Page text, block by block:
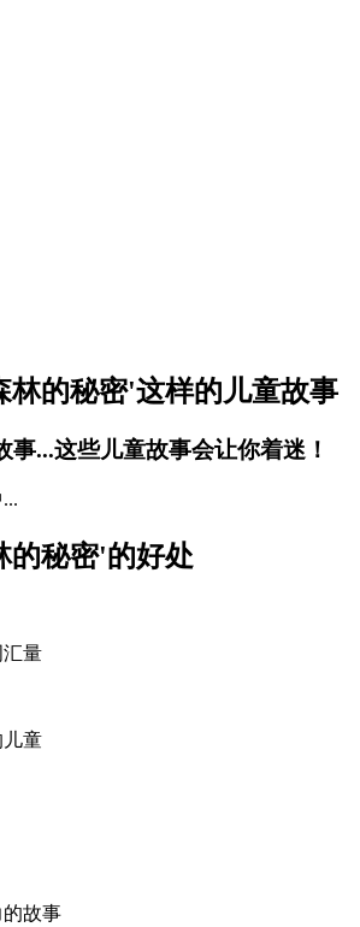
林的秘密'这样的儿童故事
事...这些儿童故事会让你着迷！
的秘密'的好处
量
童
故事